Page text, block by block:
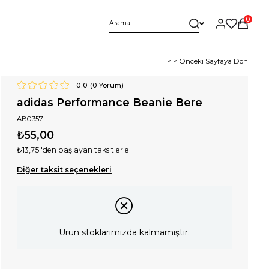
0
< < Önceki Sayfaya Dön
0.0 (0 Yorum)
adidas Performance Beanie Bere
AB0357
₺55,00
₺13,75 'den başlayan taksitlerle
Diğer taksit seçenekleri
Ürün stoklarımızda kalmamıştır.